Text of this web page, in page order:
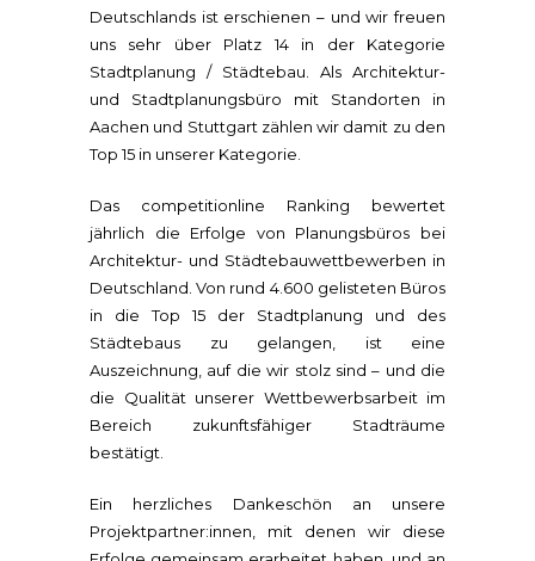
Deutschlands ist erschienen – und wir freuen
uns sehr über Platz 14 in der Kategorie
Stadtplanung / Städtebau. Als Architektur-
und Stadtplanungsbüro mit Standorten in
Aachen und Stuttgart zählen wir damit zu den
Top 15 in unserer Kategorie.
Das competitionline Ranking bewertet
jährlich die Erfolge von Planungsbüros bei
Architektur- und Städtebauwettbewerben in
Deutschland. Von rund 4.600 gelisteten Büros
in die Top 15 der Stadtplanung und des
Städtebaus zu gelangen, ist eine
Auszeichnung, auf die wir stolz sind – und die
die Qualität unserer Wettbewerbsarbeit im
Bereich zukunftsfähiger Stadträume
bestätigt.
Ein herzliches Dankeschön an unsere
Projektpartner:innen, mit denen wir diese